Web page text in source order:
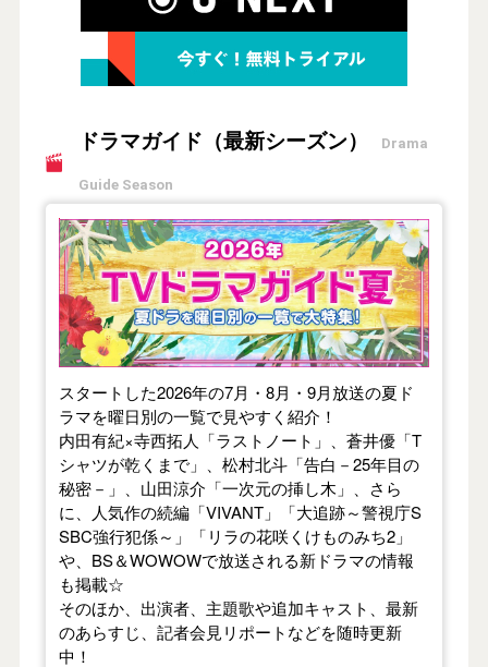
ドラマガイド（最新シーズン） Drama
Guide Season
【2026年夏】TVドラマガイド
スタートした2026年の7月・8月・9月放送の夏ド
ラマを曜日別の一覧で見やすく紹介！
内田有紀×寺西拓人「ラストノート」、蒼井優「T
シャツが乾くまで」、松村北斗「告白－25年目の
秘密－」、山田涼介「一次元の挿し木」、さら
に、人気作の続編「VIVANT」「大追跡～警視庁S
SBC強行犯係～」「リラの花咲くけものみち2」
や、BS＆WOWOWで放送される新ドラマの情報
も掲載☆
そのほか、出演者、主題歌や追加キャスト、最新
のあらすじ、記者会見リポートなどを随時更新
中！